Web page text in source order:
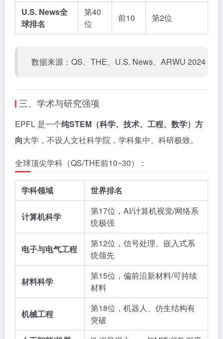
U.S. News全
球排名
第40
位
前10 第2位
数据来源：QS、THE、U.S. News、ARWU 2024
三、学术与研究强项
EPFL 是一个纯STEM（科学、技术、工程、数学）方
向大学，不设人文社科学院，学科集中、科研极致。
全球顶尖学科（QS/THE前10~30）：
学科领域 世界排名
计算机科学
第17位，AI/计算机视觉/网络系
统极强
电子与电气工程
第12位，信号处理、嵌入式系
统领先
材料科学
第15位，偏前沿新材料/可持续
材料
机械工程
第18位，机器人、仿生结构有
突破